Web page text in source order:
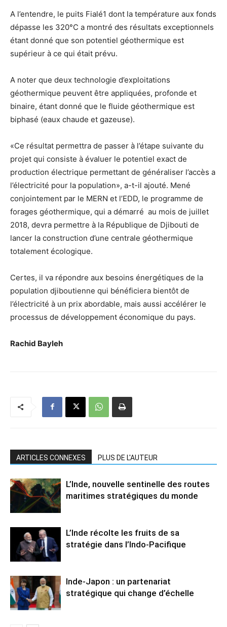
A l’entendre, le puits Fialé1 dont la température aux fonds
dépasse les 320°C a montré des résultats exceptionnels
étant donné que son potentiel géothermique est
supérieur à ce qui était prévu.
A noter que deux technologie d’exploitations
géothermique peuvent être appliquées, profonde et
binaire, étant donné que le fluide géothermique est
biphasé (eaux chaude et gazeuse).
«Ce résultat permettra de passer à l’étape suivante du
projet qui consiste à évaluer le potentiel exact de
production électrique permettant de généraliser l’accès a
l’électricité pour la population», a-t-il ajouté. Mené
conjointement par le MERN et l’EDD, le programme de
forages géothermique, qui a démarré au mois de juillet
2018, devra permettre à la République de Djibouti de
lancer la construction d’une centrale géothermique
totalement écologique.
Certes, il va répondre aux besoins énergétiques de la
population djiboutienne qui bénéficiera bientôt de
l’électricité à un prix abordable, mais aussi accélérer le
processus de développement économique du pays.
Rachid Bayleh
ARTICLES CONNEXES PLUS DE L'AUTEUR
L’Inde, nouvelle sentinelle des routes
maritimes stratégiques du monde
L’Inde récolte les fruits de sa
stratégie dans l’Indo-Pacifique
Inde-Japon : un partenariat
stratégique qui change d’échelle